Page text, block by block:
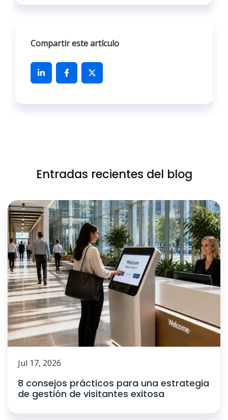
Compartir este artículo
Entradas recientes del blog
Jul 17, 2026
8 consejos prácticos para una estrategia
de gestión de visitantes exitosa